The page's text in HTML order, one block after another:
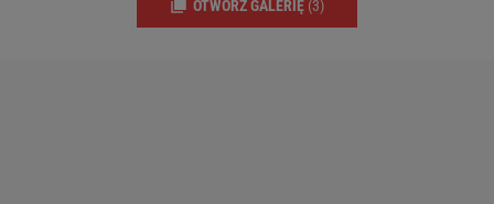
OTWÓRZ GALERIĘ (3)